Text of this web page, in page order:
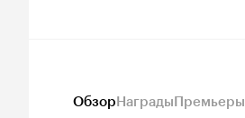
ОбзорНаградыПремьеры